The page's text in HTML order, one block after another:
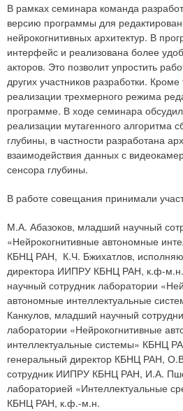
В рамках семинара команда
версию программы для
нейрокогнитивных архитектур. В
интерфейс и реализована более
акторов. Это позволит упростить
других участников разработки.
реализации трехмерного режима
программе. В ходе семинара
реализации мутагенного алгоритма
глубины, в частности разработана
взаимодействия данных с
сенсора глубины.
В работе совещания принимали
М.А. Абазоков, младший научный
«Нейрокогнитивные автономные
КБНЦ РАН, К.Ч. Бжихатлов,
директора ИИПРУ КБНЦ РАН, к.ф-
научный сотрудник лаборатории
автономные интеллектуальные
Канкулов, младший научный
лаборатории «Нейрокогнитивные
интеллектуальные системы» КБНЦ
генеральный директор КБНЦ РАН,
сотрудник ИИПРУ КБНЦ РАН, И.А.
лабораторией «Интеллектуальные
КБНЦ РАН, к.ф.-м.н.